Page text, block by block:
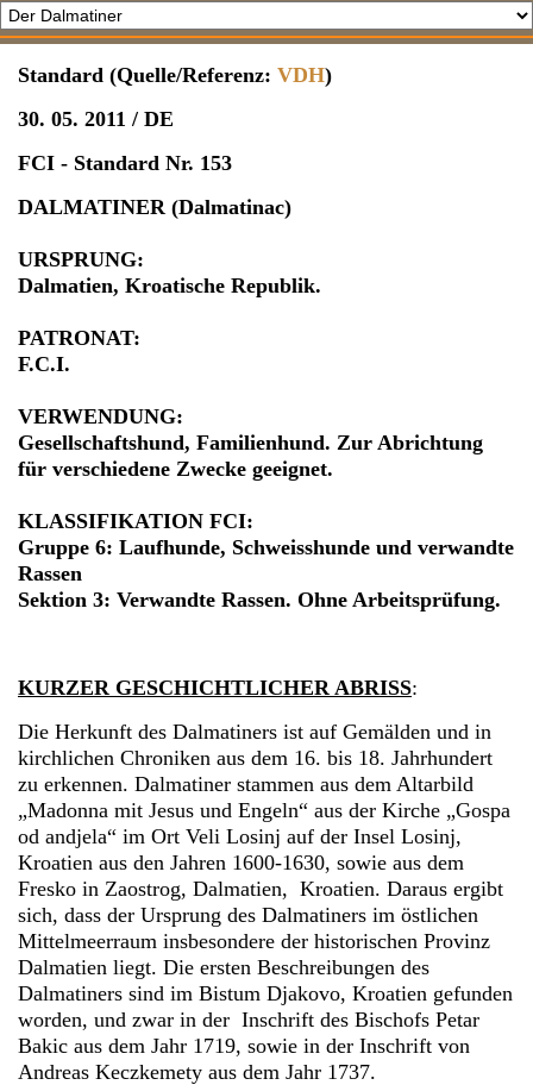
Standard (Quelle/Referenz: VDH)
30. 05. 2011 / DE
FCI - Standard Nr. 153
DALMATINER (Dalmatinac)
URSPRUNG:
Dalmatien, Kroatische Republik.
PATRONAT:
F.C.I.
VERWENDUNG:
Gesellschaftshund, Familienhund. Zur Abrichtung
für verschiedene Zwecke geeignet.
KLASSIFIKATION FCI:
Gruppe 6: Laufhunde, Schweisshunde und verwandte
Rassen
Sektion 3: Verwandte Rassen. Ohne Arbeitsprüfung.
KURZER GESCHICHTLICHER ABRISS:
Die Herkunft des Dalmatiners ist auf Gemälden und in
kirchlichen Chroniken aus dem 16. bis 18. Jahrhundert
zu erkennen. Dalmatiner stammen aus dem Altarbild
„Madonna mit Jesus und Engeln“ aus der Kirche „Gospa
od andjela“ im Ort Veli Losinj auf der Insel Losinj,
Kroatien aus den Jahren 1600-1630, sowie aus dem
Fresko in Zaostrog, Dalmatien, Kroatien. Daraus ergibt
sich, dass der Ursprung des Dalmatiners im östlichen
Mittelmeerraum insbesondere der historischen Provinz
Dalmatien liegt. Die ersten Beschreibungen des
Dalmatiners sind im Bistum Djakovo, Kroatien gefunden
worden, und zwar in der Inschrift des Bischofs Petar
Bakic aus dem Jahr 1719, sowie in der Inschrift von
Andreas Keczkemety aus dem Jahr 1737.